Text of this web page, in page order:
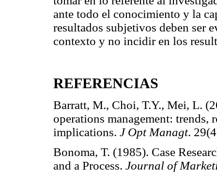
ante todo el conocimiento y la
resultados subjetivos deben ser
contexto y no incidir en los
REFERENCIAS
Barratt, M., Choi, T.Y., Mei, L.
operations management: trends,
implications. J Opt Managt.
Bonoma, T. (1985). Case
and a Process. Journal of